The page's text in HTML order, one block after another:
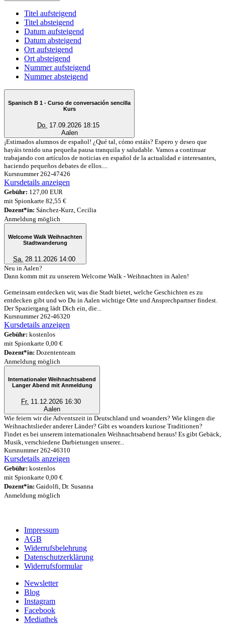
Titel aufsteigend
Titel absteigend
Datum aufsteigend
Datum absteigend
Ort aufsteigend
Ort absteigend
Nummer aufsteigend
Nummer absteigend
Spanisch B 1 - Curso de conversación sencilla
Kurs
Do. 17.09.2026 18:15
Aalen
¡Estimados alumnos de español! ¿Qué tal, cómo estáis? Espero y deseo que
hayáis tenido una pequeña pausa tranquila y saludable. Vamos a continuar
trabajando con artículos de noticias en español de la actualidad e interesantes,
haciendo pequeños debates de ellos....
Kursnummer 262-47426
Kursdetails anzeigen
Gebühr: 127,00 EUR
mit Spionkarte 82,55 €
Dozent*in: Sánchez-Kurz, Cecilia
Anmeldung möglich
Welcome Walk Weihnachten
Stadtwanderung
Sa. 28.11.2026 14:00
Neu in Aalen?
Dann komm mit zu unserem Welcome Walk - Weihnachten in Aalen!
Gemeinsam entdecken wir, was die Stadt bietet, welche Geschichten es zu
entdecken gibt und wo Du in Aalen wichtige Orte und Ansprechpartner findest.
Der Spaziergang lädt Dich ein, die...
Kursnummer 262-46320
Kursdetails anzeigen
Gebühr: kostenlos
mit Spionkarte 0,00 €
Dozent*in: Dozententeam
Anmeldung möglich
Internationaler Weihnachtsabend
Langer Abend mit Anmeldung
Fr. 11.12.2026 16:30
Aalen
Wie feiern wir die Adventszeit in Deutschland und woanders? Wie klingen die
Weihnachtslieder anderer Länder? Gibt es woanders kuriose Traditionen?
Findet es bei unserem internationalen Weihnachtsabend heraus! Es gibt Gebäck,
Musik, verschiedene Darbietungen unserer...
Kursnummer 262-46310
Kursdetails anzeigen
Gebühr: kostenlos
mit Spionkarte 0,00 €
Dozent*in: Gaidolfi, Dr. Susanna
Anmeldung möglich
Impressum
AGB
Widerrufsbelehrung
Datenschutzerklärung
Widerrufsformular
Newsletter
Blog
Instagram
Facebook
Mediathek